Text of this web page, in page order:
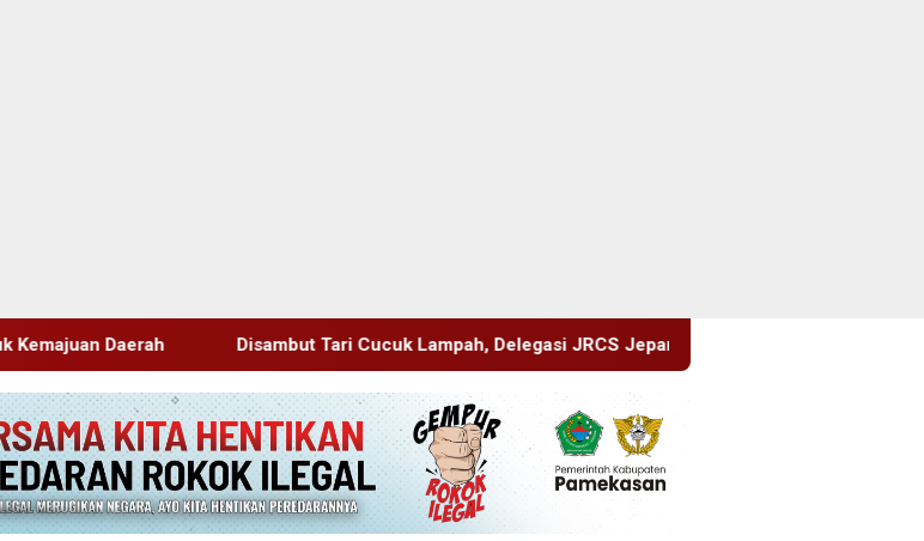
Disambut Tari Cucuk Lampah, Delegasi JRCS Jepang Berbagi Pengetahuan di SDN Puger Kulon 01